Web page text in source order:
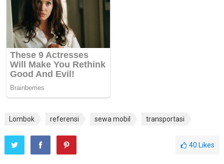
Lombok referensi sewa mobil transportasi
40 Likes